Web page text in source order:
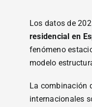
Los datos de
residencial en
fenómeno
modelo
La combinación
internacionales